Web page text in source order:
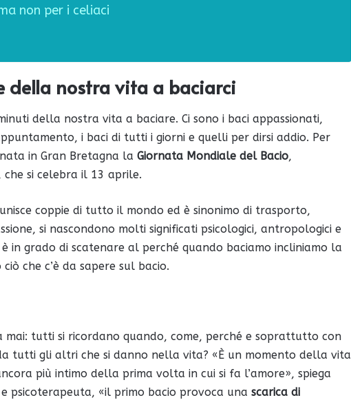
non per i celiaci
della nostra vita a baciarci
della nostra vita a baciare. Ci sono i baci appassionati,
i baci di tutti i giorni e quelli per dirsi addio. Per
in Gran Bretagna la Giornata Mondiale del Bacio,
che si celebra il 13 aprile.
coppie di tutto il mondo ed è sinonimo di trasporto,
si nascondono molti significati psicologici, antropologici e
in grado di scatenare al perché quando baciamo incliniamo la
che c’è da sapere sul bacio.
mai: tutti si ricordano quando, come, perché e soprattutto con
tutti gli altri che si danno nella vita? «È un momento della vita
più intimo della prima volta in cui si fa l’amore», spiega
psicoterapeuta, «il primo bacio provoca una scarica di